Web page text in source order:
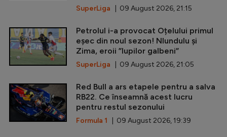
SuperLiga | 09 August 2026, 21:15
Petrolul i-a provocat Oțelului primul
eșec din noul sezon! Nlundulu și
Zima, eroii ”lupilor galbeni”
SuperLiga | 09 August 2026, 21:05
Red Bull a ars etapele pentru a salva
RB22. Ce înseamnă acest lucru
pentru restul sezonului
Formula 1 | 09 August 2026, 19:39